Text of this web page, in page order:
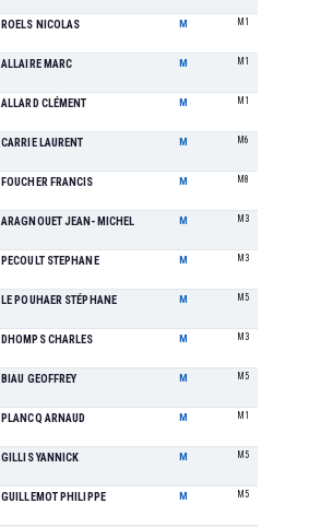
ROELS NICOLAS M M1
ALLAIRE MARC M M1
ALLARD CLÉMENT M M1
CARRIE LAURENT M M6
FOUCHER FRANCIS M M8
ARAGNOUET JEAN-MICHEL M M3
PECOULT STEPHANE M M3
LE POUHAER STÉPHANE M M5
DHOMPS CHARLES M M3
BIAU GEOFFREY M M5
PLANCQ ARNAUD M M1
GILLIS YANNICK M M5
GUILLEMOT PHILIPPE M M5